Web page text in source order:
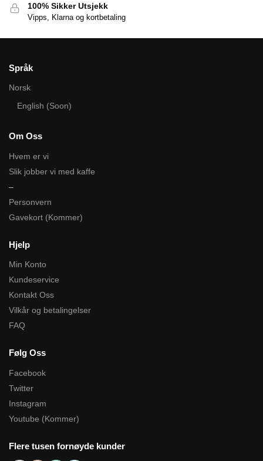
100% Sikker Utsjekk
Vipps, Klarna og kortbetaling
Språk
Norsk
English (Soon)
Om Oss
Hvem er vi
Slik jobber vi med kaffe
–
Personvern
Gavekort (Kommer)
Hjelp
Min Konto
Kundeservice
Kontakt Oss
Vilkår og betalingelser
FAQ
Følg Oss
Facebook
Twitter
Instagram
Youtube (Kommer)
Flere tusen fornøyde kunder